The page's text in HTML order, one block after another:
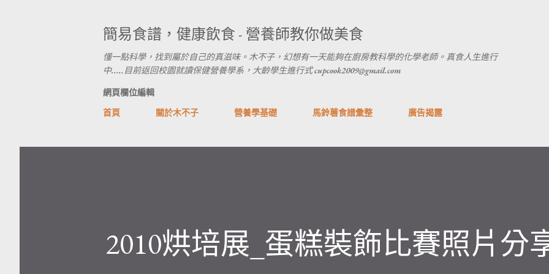
簡易食譜，健康飲食 - 營養師教你做美食
懂一點科學，找到屬於自己的真滋味。木不子，幻想有一天能夠在廚房教科學的化學老師。真食人生進行
中.....目前返回校園就讀保健營養學系，大齡學生進行式 cupcook2009@gmail.com
網頁欄位編輯
首頁
關於木不子 營養學基礎 馬鈴薯食譜彙整 廣告揭露
2010烘培展_蛋糕裝飾比賽照片分